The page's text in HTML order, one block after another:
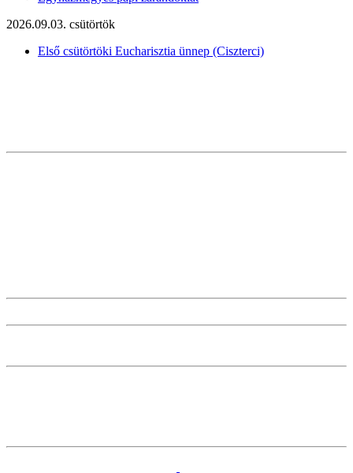
2026.09.03. csütörtök
Első csütörtöki Eucharisztia ünnep (Ciszterci)